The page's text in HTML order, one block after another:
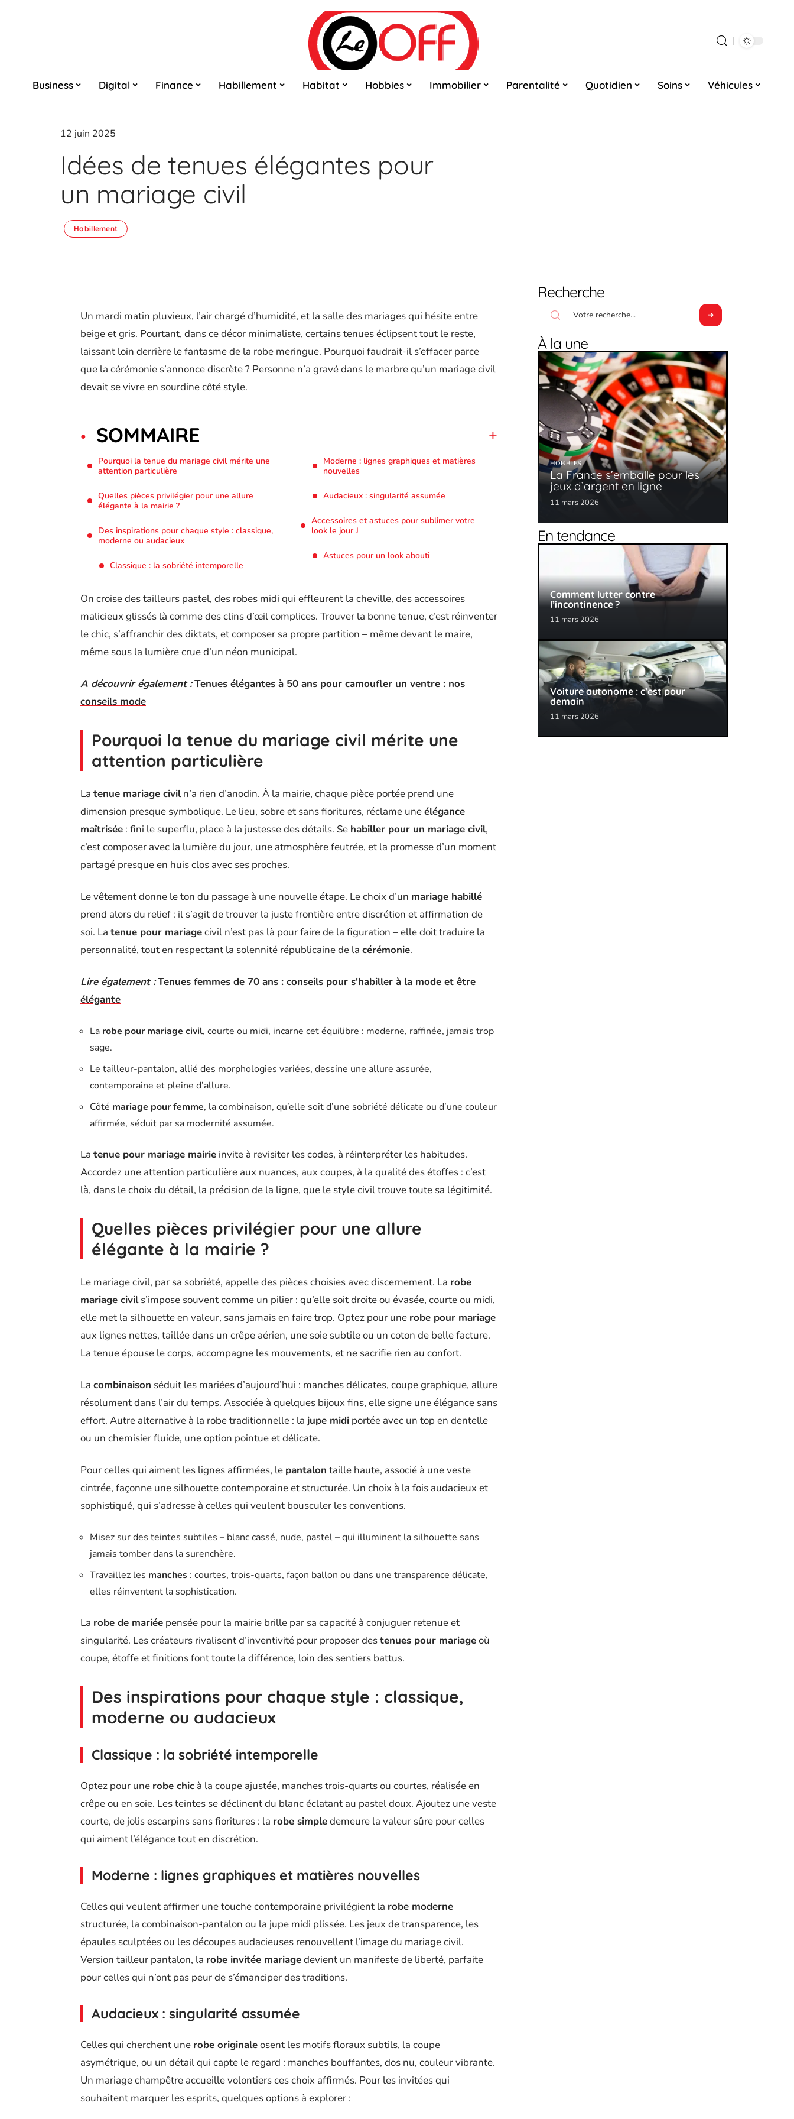
Business Digital Finance Habillement Habitat Hobbies Immobilier Parentalité Quotidien Soins Véhicules
12 juin 2025
Idées de tenues élégantes pour
un mariage civil
Habillement
Un mardi matin pluvieux, l’air chargé d’humidité, et la salle des mariages qui hésite entre
beige et gris. Pourtant, dans ce décor minimaliste, certains tenues éclipsent tout le reste,
laissant loin derrière le fantasme de la robe meringue. Pourquoi faudrait-il s’effacer parce
que la cérémonie s’annonce discrète ? Personne n’a gravé dans le marbre qu’un mariage civil
devait se vivre en sourdine côté style.
SOMMAIRE
Pourquoi la tenue du mariage civil mérite une
attention particulière
Quelles pièces privilégier pour une allure
élégante à la mairie ?
Des inspirations pour chaque style : classique,
moderne ou audacieux
Classique : la sobriété intemporelle
Moderne : lignes graphiques et matières
nouvelles
Audacieux : singularité assumée
Accessoires et astuces pour sublimer votre
look le jour J
Astuces pour un look abouti
On croise des tailleurs pastel, des robes midi qui effleurent la cheville, des accessoires
malicieux glissés là comme des clins d’œil complices. Trouver la bonne tenue, c’est réinventer
le chic, s’affranchir des diktats, et composer sa propre partition – même devant le maire,
même sous la lumière crue d’un néon municipal.
A découvrir également :Tenues élégantes à 50 ans pour camoufler un ventre : nos
conseils mode
Pourquoi la tenue du mariage civil mérite une
attention particulière
La tenue mariage civiln’a rien d’anodin. À la mairie, chaque pièce portée prend une
dimension presque symbolique. Le lieu, sobre et sans fioritures, réclame uneélégance
maîtrisée : fini le superflu, place à la justesse des détails. Se habiller pour un mariage civil,
c’est composer avec la lumière du jour, une atmosphère feutrée, et la promesse d’un moment
partagé presque en huis clos avec ses proches.
Le vêtement donne le ton du passage à une nouvelle étape. Le choix d’un mariage habillé
prend alors du relief : il s’agit de trouver la juste frontière entre discrétion et affirmation de
soi. La tenue pour mariagecivil n’est pas là pour faire de la figuration – elle doit traduire la
personnalité, tout en respectant la solennité républicaine de la cérémonie.
Lire également :Tenues femmes de 70 ans : conseils pour s'habiller à la mode et être
élégante
La robe pour mariage civil, courte ou midi, incarne cet équilibre : moderne, raffinée, jamais trop
sage.
Le tailleur-pantalon, allié des morphologies variées, dessine une allure assurée,
contemporaine et pleine d’allure.
Côté mariage pour femme, la combinaison, qu’elle soit d’une sobriété délicate ou d’une couleur
affirmée, séduit par sa modernité assumée.
La tenue pour mariage mairie invite à revisiter les codes, à réinterpréter les habitudes.
Accordez une attention particulière aux nuances, aux coupes, à la qualité des étoffes : c’est
là, dans le choix du détail, la précision de la ligne, que le style civil trouve toute sa légitimité.
Quelles pièces privilégier pour une allure
élégante à la mairie ?
Le mariage civil, par sa sobriété, appelle des pièces choisies avec discernement. La robe
mariage civils’impose souvent comme un pilier : qu’elle soit droite ou évasée, courte ou midi,
elle met la silhouette en valeur, sans jamais en faire trop. Optez pour une robe pour mariage
aux lignes nettes, taillée dans un crêpe aérien, une soie subtile ou un coton de belle facture.
La tenue épouse le corps, accompagne les mouvements, et ne sacrifie rien au confort.
La combinaison séduit les mariées d’aujourd’hui : manches délicates, coupe graphique, allure
résolument dans l’air du temps. Associée à quelques bijoux fins, elle signe une élégance sans
effort. Autre alternative à la robe traditionnelle : la jupe midi portée avec un top en dentelle
ou un chemisier fluide, une option pointue et délicate.
Pour celles qui aiment les lignes affirmées, le pantalon taille haute, associé à une veste
cintrée, façonne une silhouette contemporaine et structurée. Un choix à la fois audacieux et
sophistiqué, qui s’adresse à celles qui veulent bousculer les conventions.
Misez sur des teintes subtiles – blanc cassé, nude, pastel – qui illuminent la silhouette sans
jamais tomber dans la surenchère.
Travaillez les manches : courtes, trois-quarts, façon ballon ou dans une transparence délicate,
elles réinventent la sophistication.
La robe de mariée pensée pour la mairie brille par sa capacité à conjuguer retenue et
singularité. Les créateurs rivalisent d’inventivité pour proposer destenues pour mariageoù
coupe, étoffe et finitions font toute la différence, loin des sentiers battus.
Des inspirations pour chaque style : classique,
moderne ou audacieux
Classique : la sobriété intemporelle
Optez pour une robe chic à la coupe ajustée, manches trois-quarts ou courtes, réalisée en
crêpe ou en soie. Les teintes se déclinent du blanc éclatant au pastel doux. Ajoutez une veste
courte, de jolis escarpins sans fioritures : la robe simpledemeure la valeur sûre pour celles
qui aiment l’élégance tout en discrétion.
Moderne : lignes graphiques et matières nouvelles
Celles qui veulent affirmer une touche contemporaine privilégient la robe moderne
structurée, la combinaison-pantalon ou la jupe midi plissée. Les jeux de transparence, les
épaules sculptées ou les découpes audacieuses renouvellent l’image du mariage civil.
Version tailleur pantalon, la robe invitée mariagedevient un manifeste de liberté, parfaite
pour celles qui n’ont pas peur de s’émanciper des traditions.
Audacieux : singularité assumée
Celles qui cherchent une robe originaleosent les motifs floraux subtils, la coupe
asymétrique, ou un détail qui capte le regard : manches bouffantes, dos nu, couleur vibrante.
Un mariage champêtre accueille volontiers ces choix affirmés. Pour les invitées qui
souhaitent marquer les esprits, quelques options à explorer :
Recherche
À la une
HOBBIES
La France s’emballe pour les
jeux d’argent en ligne
11 mars 2026
En tendance
Comment lutter contre
l’incontinence ?
11 mars 2026
Voiture autonome : c’est pour
demain
11 mars 2026